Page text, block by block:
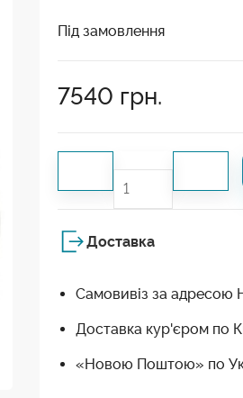
Під замовлення
7540 грн.
Доставка
Самовивіз за адресою
Доставка кур'єром по
«Новою Поштою» по